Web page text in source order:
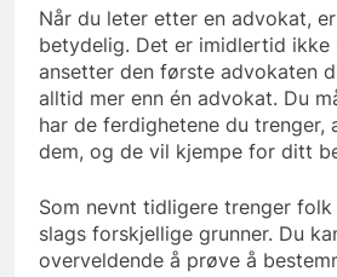
Når du leter etter en advokat,
betydelig. Det er imidlertid ikke
ansetter den første advokaten
alltid mer enn én advokat. Du
har de ferdighetene du trenger,
dem, og de vil kjempe for ditt
Som nevnt tidligere trenger
slags forskjellige grunner. Du
overveldende å prøve å